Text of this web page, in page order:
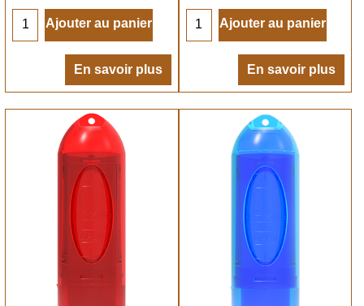
Ajouter au panier
En savoir plus
Ajouter au panier
En savoir plus